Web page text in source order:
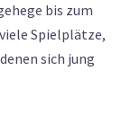
bis zum
Spielplätze,
sich jung